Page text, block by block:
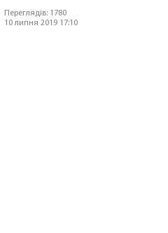
Переглядів: 1780
10 липня 2019 17:10